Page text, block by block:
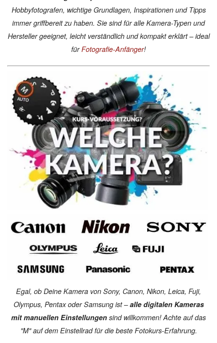
Hobbyfotografen, wichtige Grundlagen, Inspirationen und Tipps
immer griffbereit zu haben. Sie sind für alle Kamera-Typen und
Hersteller geeignet, leicht verständlich und kompakt erklärt – ideal
fürFotografie-Anfänger!
Egal, ob Deine Kamera von Sony, Canon, Nikon, Leica, Fuji,
Olympus, Pentax oder Samsung ist –alle digitalen Kameras
mit manuellen Einstellungen sind willkommen! Achte auf das
"M" auf dem Einstellrad für die beste Fotokurs-Erfahrung.